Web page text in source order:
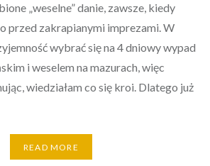
„weselne” danie, zawsze, kiedy
przed zakrapianymi imprezami. W
wybrać się na 4 dniowy wypad
i weselem na mazurach, więc
wiedziałam co się kroi. Dlatego już
READ MORE